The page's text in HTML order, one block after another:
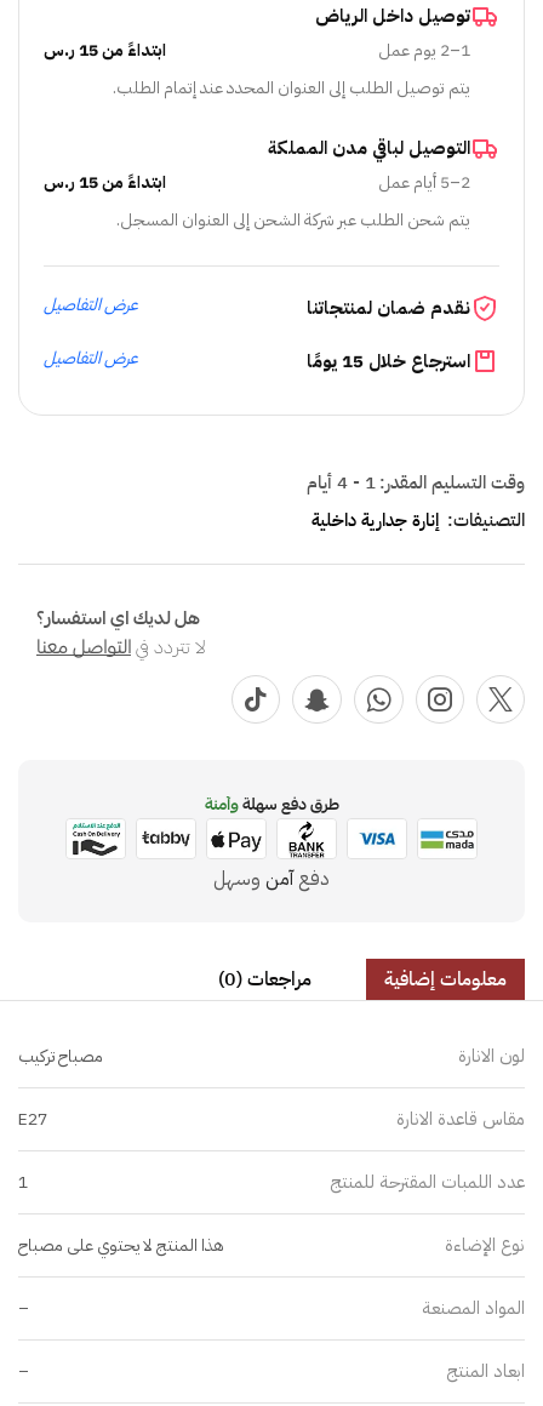
توصيل داخل الرياض
1–2 يوم عمل
ابتداءً من 15 ر.س
يتم توصيل الطلب إلى العنوان المحدد عند إتمام الطلب.
التوصيل لباقي مدن المملكة
2–5 أيام عمل
ابتداءً من 15 ر.س
يتم شحن الطلب عبر شركة الشحن إلى العنوان المسجل.
نقدم ضمان لمنتجاتنا عرض التفاصيل
استرجاع خلال 15 يومًا عرض التفاصيل
وقت التسليم المقدر:1 - 4 أيام
التصنيفات: إنارة جدارية داخلية
هل لديك اي استفسار؟
لا تتردد فيالتواصل معنا
طرق دفع سهلةوآمنة
دفعآمن وسهل
معلومات إضافية مراجعات (0)
لون الانارة مصباح تركيب
مقاس قاعدة الانارة E27
عدد اللمبات المقترحة للمنتج 1
نوع الإضاءة هذا المنتج لا يحتوي على مصباح
المواد المصنعة –
ابعاد المنتج –